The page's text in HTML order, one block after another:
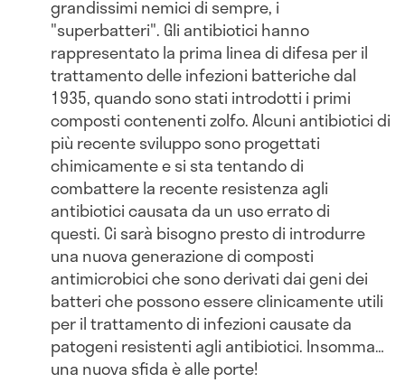
grandissimi nemici di sempre, i
"superbatteri". Gli antibiotici hanno
rappresentato la prima linea di difesa per il
trattamento delle infezioni batteriche dal
1935, quando sono stati introdotti i primi
composti contenenti zolfo. Alcuni antibiotici di
più recente sviluppo sono progettati
chimicamente e si sta tentando di
combattere la recente resistenza agli
antibiotici causata da un uso errato di
questi. Ci sarà bisogno presto di introdurre
una nuova generazione di composti
antimicrobici che sono derivati dai geni dei
batteri che possono essere clinicamente utili
per il trattamento di infezioni causate da
patogeni resistenti agli antibiotici. Insomma…
una nuova sfida è alle porte!